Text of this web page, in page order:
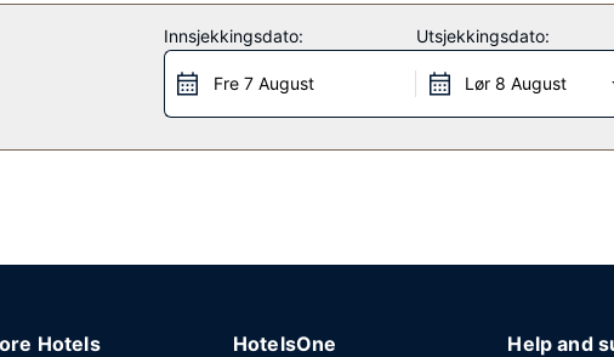
er inkludert og serveres daglig fra kl. 06.00 til kl. 10.00.
Innsjekkingsdato:
Fre 7 August
Utsjekkingsdato:
Lør 8 August
Hotels HotelsOne Help and